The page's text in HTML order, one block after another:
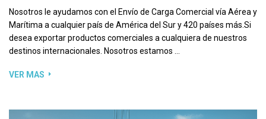
Nosotros le ayudamos con el Envío de Carga Comercial vía Aérea y
Marítima a cualquier país de América del Sur y 420 países más.Si
desea exportar productos comerciales a cualquiera de nuestros
destinos internacionales. Nosotros estamos …
VER MAS